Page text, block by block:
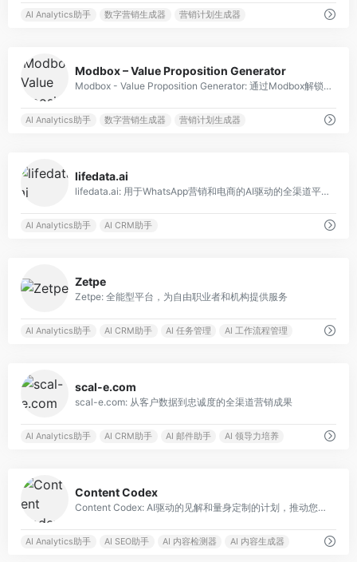
AI Analytics助手 数字营销生成器 营销计划生成器
Modbox – Value Proposition Generator
Modbox - Value Proposition Generator: 通过Modbox解锁商业价值
AI Analytics助手 数字营销生成器 营销计划生成器
lifedata.ai
lifedata.ai: 用于WhatsApp营销和电商的AI驱动的全渠道平台。
AI Analytics助手 AI CRM助手
Zetpe
Zetpe: 全能型平台，为自由职业者和机构提供服务
AI Analytics助手 AI CRM助手 AI 任务管理 AI 工作流程管理
scal-e.com
scal-e.com: 从客户数据到忠诚度的全渠道营销成果
AI Analytics助手 AI CRM助手 AI 邮件助手 AI 领导力培养
Content Codex
Content Codex: AI驱动的见解和量身定制的计划，推动您的品牌发展
AI Analytics助手 AI SEO助手 AI 内容检测器 AI 内容生成器